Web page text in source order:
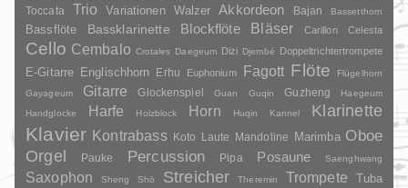
Toccata Trio Variationen Walzer Akkordeon Bajan Bassetthorn
Bassflöte Bassklarinette Blockflöte Bläser Carillon Celesta
Cello Cembalo Crotales Daegeum Dizi Djembé Doppeltrichtertrompete
E-Gitarre Englischhorn Erhu Euphonium Fagott Flöte
Flügelhorn
Gayageum
Gitarre Glockenspiel Guan Guqin Guzheng
Haegeum
Handglocke
Harfe Holzblock Horn Huqin Kannel Klarinette
Klavier Kontrabass Koto Laute Mandoline Marimba Oboe
Orgel Pauke Percussion Pipa Posaune Saenghwang
Saxophon Sheng Shō Streicher Theremin Trompete
Tuba